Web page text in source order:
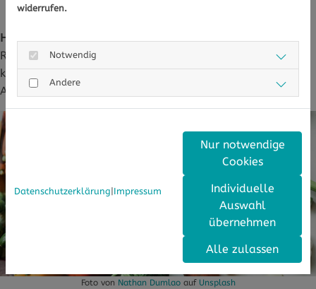
Hinweis
Regel viele dieser Nährstoffe. Nahrungsergänzungsmittel
können gezielt ergänzen, wenn Bedarf besteht oder die
Aufnahme über die Nahrung nicht ausreicht.
Foto von Nathan Dumlaoauf Unsplash
widerrufen.
Notwendig
Andere
Datenschutzerklärung|Impressum
Nur notwendige
Cookies
Individuelle
Auswahl
übernehmen
Alle zulassen